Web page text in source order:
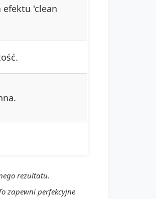
efektu 'clean
rezultatu.
zapewni perfekcyjne